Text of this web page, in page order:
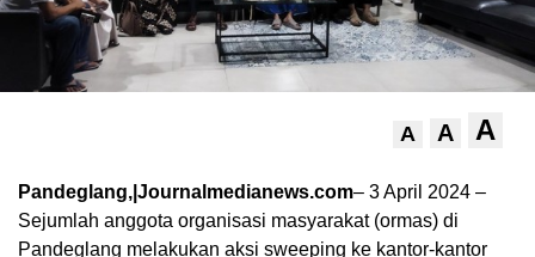
A A A
Pandeglang,|Journalmedianews.com– 3 April 2024 –
Sejumlah anggota organisasi masyarakat (ormas) di
Pandeglang melakukan aksi sweeping ke kantor-kantor